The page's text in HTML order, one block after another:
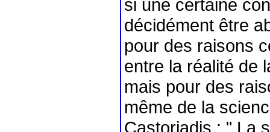
si une certaine
décidément être
pour des raisons
entre la réalité de
mais pour des
même de la
Castoriadis : " La